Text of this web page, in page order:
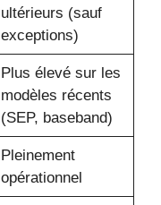
ultérieurs (sauf
exceptions)
Plus élevé sur les
modèles récents
(SEP, baseband)
Pleinement
opérationnel